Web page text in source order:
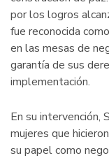
por los logros
fue reconocida
en las mesas de
garantía de sus
implementación.
En su intervención,
mujeres que
su papel como